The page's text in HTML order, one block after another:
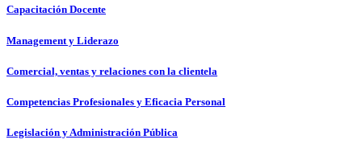
Capacitación Docente
Management y Liderazo
Comercial, ventas y relaciones con la clientela
Competencias Profesionales y Eficacia Personal
Legislación y Administración Pública